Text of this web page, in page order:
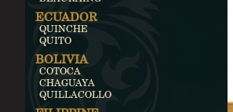
ECUADOR
QUINCHE
QUITO
BOLIVIA
COTOCA
CHAGUAYA
QUILLACOLLO